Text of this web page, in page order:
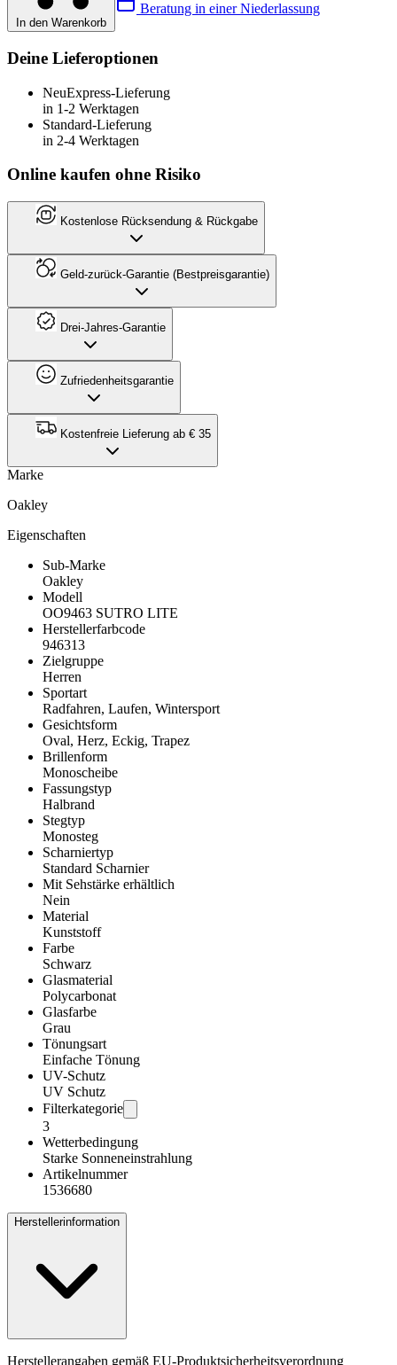
In den Warenkorb
Beratung in einer Niederlassung
Deine Lieferoptionen
NeuExpress-Lieferung
in 1-2 Werktagen
Standard-Lieferung
in 2-4 Werktagen
Online kaufen ohne Risiko
Kostenlose Rücksendung & Rückgabe
Geld-zurück-Garantie (Bestpreisgarantie)
Drei-Jahres-Garantie
Zufriedenheitsgarantie
Kostenfreie Lieferung ab € 35
Marke
Oakley
Eigenschaften
Sub-Marke
Oakley
Modell
OO9463 SUTRO LITE
Herstellerfarbcode
946313
Zielgruppe
Herren
Sportart
Radfahren, Laufen, Wintersport
Gesichtsform
Oval, Herz, Eckig, Trapez
Brillenform
Monoscheibe
Fassungstyp
Halbrand
Stegtyp
Monosteg
Scharniertyp
Standard Scharnier
Mit Sehstärke erhältlich
Nein
Material
Kunststoff
Farbe
Schwarz
Glasmaterial
Polycarbonat
Glasfarbe
Grau
Tönungsart
Einfache Tönung
UV-Schutz
UV Schutz
Filterkategorie
3
Wetterbedingung
Starke Sonneneinstrahlung
Artikelnummer
1536680
Herstellerinformation
Herstellerangaben gemäß EU-Produktsicherheitsverordnung